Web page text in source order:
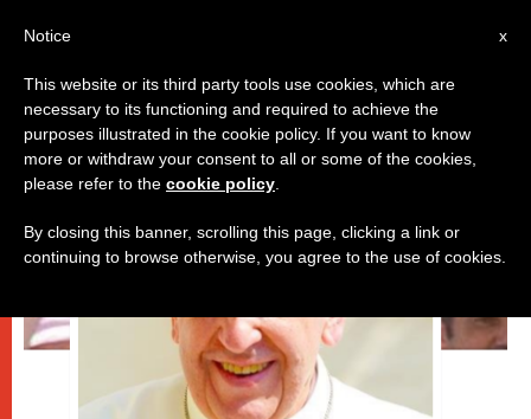
باباوات
x
Notice
This website or its third party tools use cookies, which are
necessary to its functioning and required to achieve the
purposes illustrated in the cookie policy. If you want to know
more or withdraw your consent to all or some of the cookies,
please refer to the cookie policy
By closing this banner, scrolling this page, clicking a link or
continuing to browse otherwise, you agree to the use of cookies.